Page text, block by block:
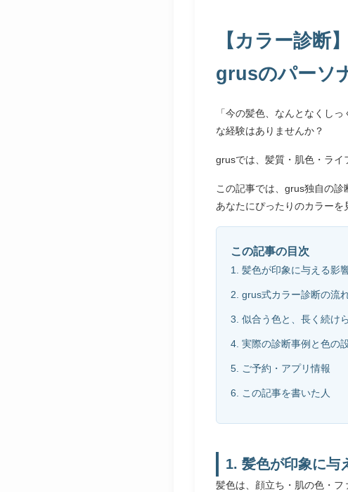
【カラー診断
grusのパーソ
「今の髪色、なんとなくし
な経験はありませんか？
grusでは、髪質・肌色・ライ
この記事では、grus独自の診
あなたにぴったりのカラーを
この記事の目次
1. 髪色が印象に与える影
2. grus式カラー診断の流
3. 似合う色と、長く続け
4. 実際の診断事例と色の
5. ご予約・アプリ情報
6. この記事を書いた人
1. 髪色が印象に与
髪色は、顔立ち・肌の色・フ